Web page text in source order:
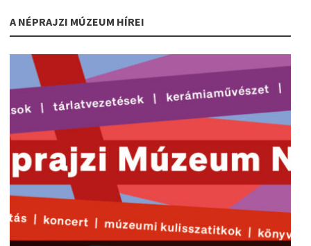
A NÉPRAJZI MÚZEUM HÍREI